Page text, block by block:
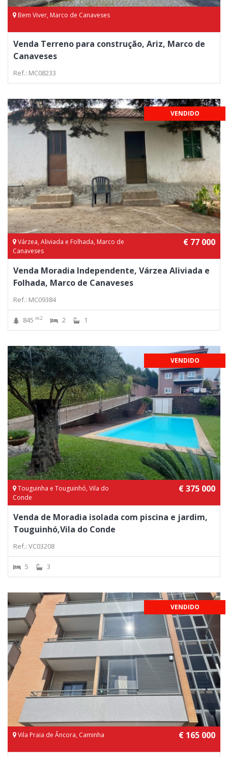
Bem Viver, Marco de Canaveses
Venda Terreno para construção, Ariz, Marco de
Canaveses
Ref.: MC08233
VENDIDO
Várzea, Aliviada e Folhada, Marco de
Canaveses
€ 77 000
Venda Moradia Independente, Várzea Aliviada e
Folhada, Marco de Canaveses
Ref.: MC09384
845 m2 2 1
VENDIDO
Touguinha e Touguinhó, Vila do
Conde
€ 375 000
Venda de Moradia isolada com piscina e jardim,
Touguinhó,Vila do Conde
Ref.: VC03208
5 3
VENDIDO
Vila Praia de Âncora, Caminha € 165 000